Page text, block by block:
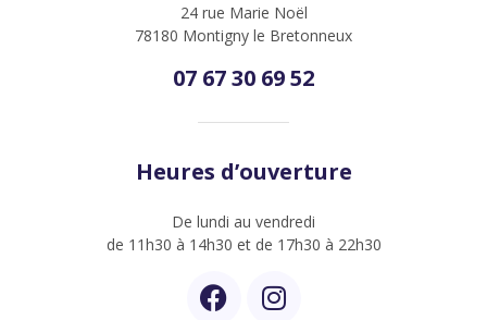
24 rue Marie Noël
78180 Montigny le Bretonneux
07 67 30 69 52
Heures d’ouverture
De lundi au vendredi
de 11h30 à 14h30 et de 17h30 à 22h30